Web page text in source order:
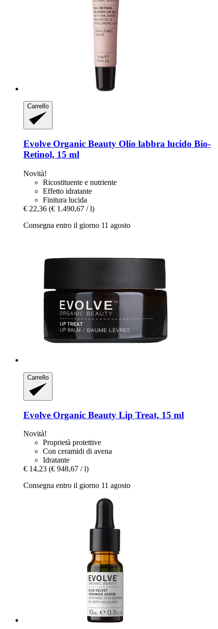
Carrello
Evolve Organic Beauty Olio labbra lucido Bio-​
Retinol, 15 ml
Novità!
Ricostituente e nutriente
Effetto idratante
Finitura lucida
€ 22,36 (€ 1.490,67 / l)
Consegna entro il giorno 11 agosto
Carrello
Evolve Organic Beauty Lip Treat, 15 ml
Novità!
Proprietà protettive
Con ceramidi di avena
Idratante
€ 14,23 (€ 948,67 / l)
Consegna entro il giorno 11 agosto